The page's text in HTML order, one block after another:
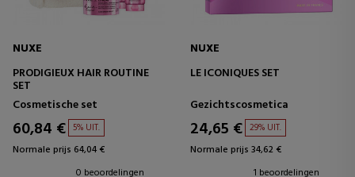
NUXE
PRODIGIEUX HAIR ROUTINE
SET
Cosmetische set
60,84 € 5% UIT.
Normale prijs 64,04 €
0 beoordelingen
NUXE
LE ICONIQUES SET
Gezichtscosmetica
24,65 € 29% UIT.
Normale prijs 34,62 €
1 beoordelingen